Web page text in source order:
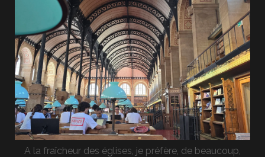
A la fraîcheur des églises, je préfère, de beaucoup,